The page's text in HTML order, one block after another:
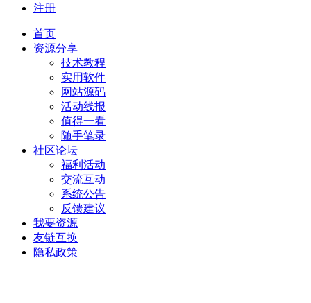
注册
首页
资源分享
技术教程
实用软件
网站源码
活动线报
值得一看
随手笔录
社区论坛
福利活动
交流互动
系统公告
反馈建议
我要资源
友链互换
隐私政策